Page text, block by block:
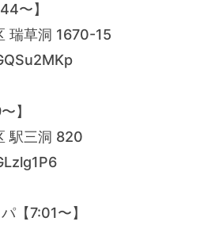
〜】
瑞草洞 1670-15
】
駅三洞 820
【7:01〜】